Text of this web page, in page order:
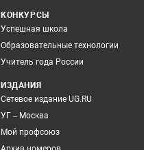
КОНКУРСЫ
Успешная школа
Образовательные технологии
Учитель года России
ИЗДАНИЯ
Сетевое издание UG.RU
УГ – Москва
Мой профсоюз